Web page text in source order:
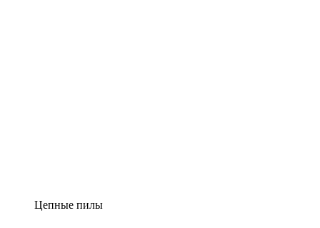
Цепные пилы